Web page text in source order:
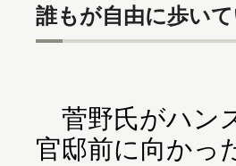
誰もが自由に歩い
菅野氏がハン
官邸前に向かっ